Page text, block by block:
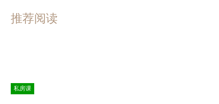
推荐阅读
私房课